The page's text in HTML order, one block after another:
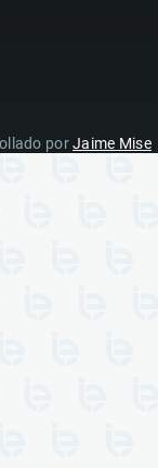
porJaime Mise